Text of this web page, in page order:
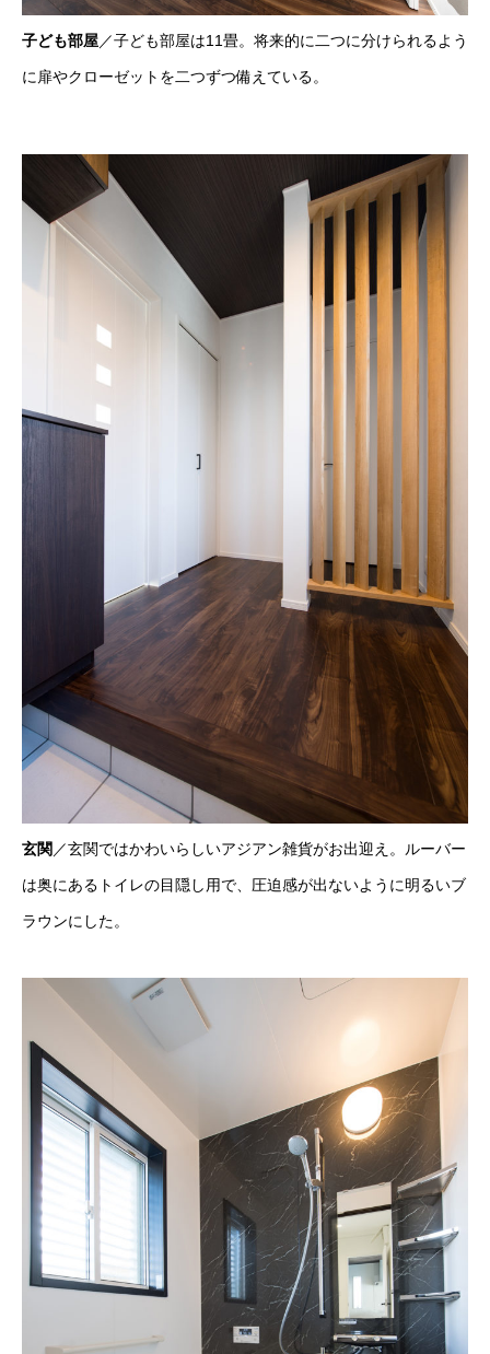
子ども部屋／子ども部屋は11畳。将来的に二つに分けられるよう
に扉やクローゼットを二つずつ備えている。
玄関 ／玄関ではかわいらしいアジアン雑貨がお出迎え。ルーバー
は奥にあるトイレの目隠し用で、圧迫感が出ないように明るいブ
ラウンにした。